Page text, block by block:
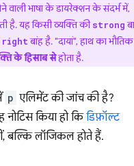
वाली भाषा के डायरेक्शन के संदर्भ में,
है. यह किसी व्यक्ति कीstrong
rightबांह है. "दायां", हाथ का भौतिक
के हिसाब सेहोता है.
p एलिमेंट की जांच की है?
किया हो किडिफ़ॉल्ट
बल्कि लॉजिकल होते हैं.